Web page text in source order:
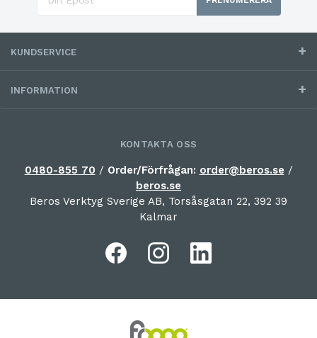
KUNDSERVICE
INFORMATION
KONTAKTA OSS
0480-855 70 / Order/Förfrågan: order@beros.se /
beros.se
Beros Verktyg Sverige AB, Torsåsgatan 22, 392 39
Kalmar